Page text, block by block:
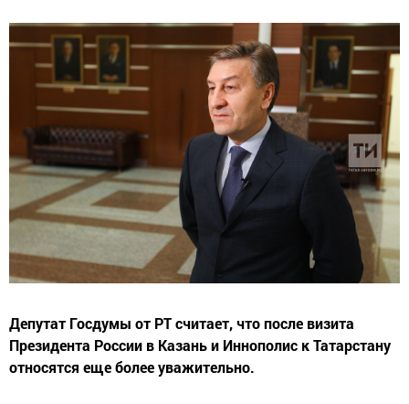
Депутат Госдумы от РТ считает, что после визита
Президента России в Казань и Иннополис к Татарстану
относятся еще более уважительно.